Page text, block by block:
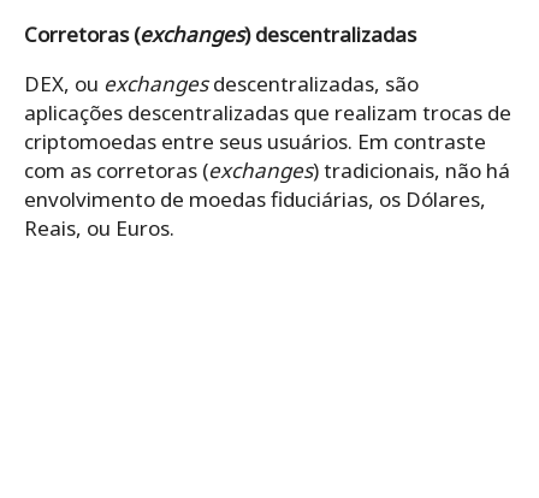
Corretoras (exchanges) descentralizadas
DEX, ou exchangesdescentralizadas, são
aplicações descentralizadas que realizam trocas de
criptomoedas entre seus usuários. Em contraste
com as corretoras (exchanges) tradicionais, não há
envolvimento de moedas fiduciárias, os Dólares,
Reais, ou Euros.